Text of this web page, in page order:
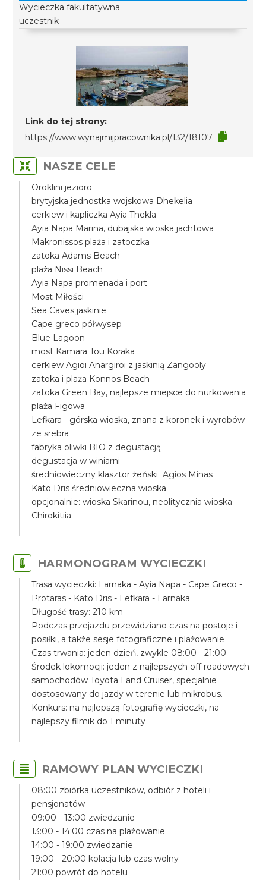
Wycieczka fakultatywna
uczestnik
Link do tej strony:
https://www.wynajmijpracownika.pl/132/18107
NASZE CELE
Oroklini jezioro
brytyjska jednostka wojskowa Dhekelia
cerkiew i kapliczka Ayia Thekla
Ayia Napa Marina, dubajska wioska jachtowa
Makronissos plaża i zatoczka
zatoka Adams Beach
plaża Nissi Beach
Ayia Napa promenada i port
Most Miłości
Sea Caves jaskinie
Cape greco półwysep
Blue Lagoon
most Kamara Tou Koraka
cerkiew Agioi Anargiroi z jaskinią Zangooly
zatoka i plaża Konnos Beach
zatoka Green Bay, najlepsze miejsce do nurkowania
plaża Figowa
Lefkara - górska wioska, znana z koronek i wyrobów
ze srebra
fabryka oliwki BIO z degustacją
degustacja w winiarni
średniowieczny klasztor żeński Agios Minas
Kato Dris średniowieczna wioska
opcjonalnie: wioska Skarinou, neolitycznia wioska
Chirokitiia
HARMONOGRAM WYCIECZKI
Trasa wycieczki: Larnaka - Ayia Napa - Cape Greco -
Protaras - Kato Dris - Lefkara - Larnaka
Długość trasy: 210 km
Podczas przejazdu przewidziano czas na postoje i
posiłki, a także sesje fotograficzne i plażowanie
Czas trwania: jeden dzień, zwykle 08:00 - 21:00
Środek lokomocji: jeden z najlepszych off roadowych
samochodów Toyota Land Cruiser, specjalnie
dostosowany do jazdy w terenie lub mikrobus.
Konkurs: na najlepszą fotografię wycieczki, na
najlepszy filmik do 1 minuty
RAMOWY PLAN WYCIECZKI
08:00 zbiórka uczestników, odbiór z hoteli i
pensjonatów
09:00 - 13:00 zwiedzanie
13:00 - 14:00 czas na plażowanie
14:00 - 19:00 zwiedzanie
19:00 - 20:00 kolacja lub czas wolny
21:00 powrót do hotelu